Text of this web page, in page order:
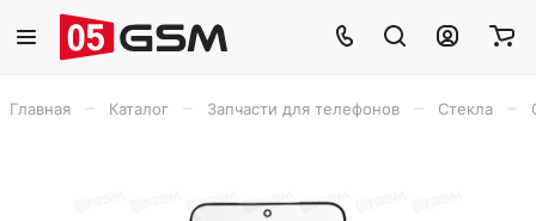
Главная Каталог Запчасти для телефонов Стекла